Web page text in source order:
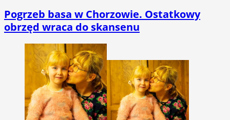
Pogrzeb basa w Chorzowie. Ostatkowy
obrzęd wraca do skansenu